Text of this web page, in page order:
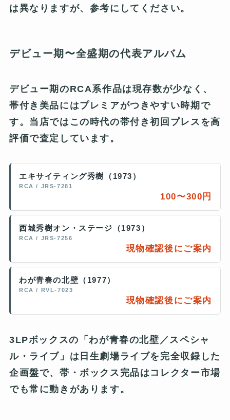
は異なりますが、参考にしてください。
デビュー期〜全盛期の代表アルバム
デビュー期のRCA系作品は現存数が少なく、
帯付き美品にはプレミアがつきやすい時期で
す。当店ではこの時代の帯付き初回プレスを高
評価で査定しています。
エキサイティング秀樹（1973）
RCA / JRS-7281
100〜300円
西城秀樹オン・ステージ（1973）
RCA / JRS-7256
現物確認後にご案内
わが青春の北壁（1977）
RCA / RVL-7023
現物確認後にご案内
3LPボックスの「わが青春の北壁／スペシャ
ル・ライブ」は日生劇場ライブを完全収録した
企画盤で、帯・ボックス完品はコレクター市場
でも常に動きがあります。